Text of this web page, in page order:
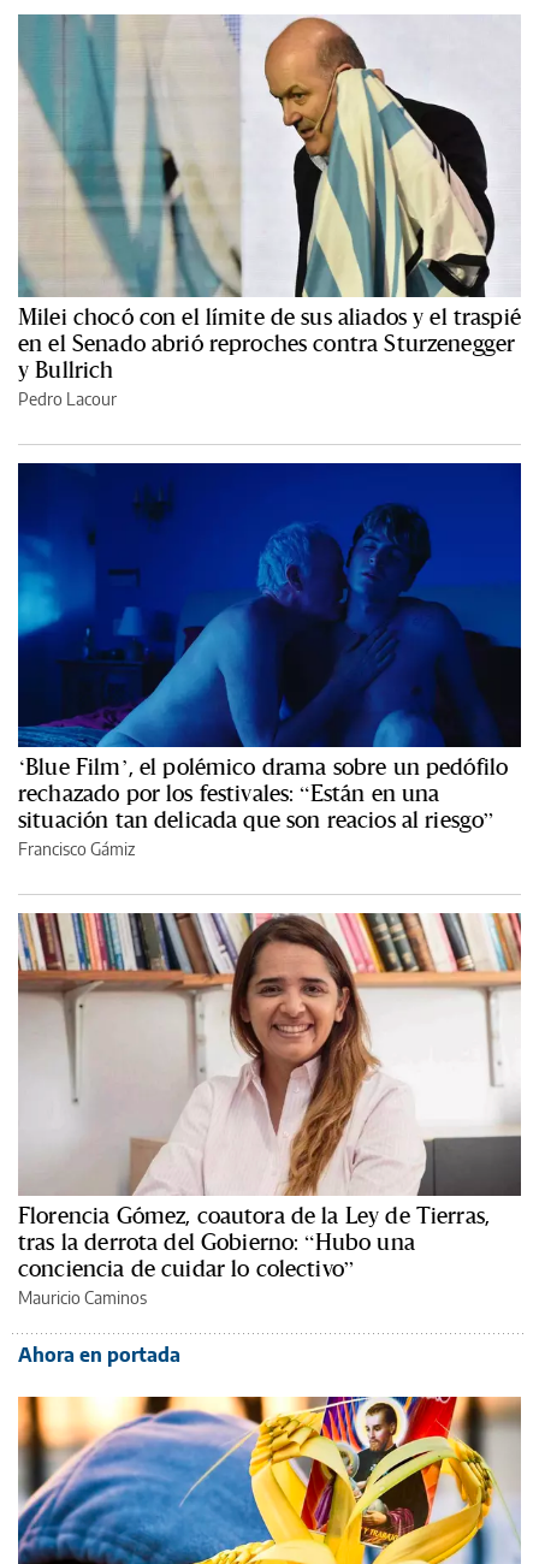
Milei chocó con el límite de sus aliados y el traspié
en el Senado abrió reproches contra Sturzenegger
y Bullrich
Pedro Lacour
‘Blue Film’, el polémico drama sobre un pedófilo
rechazado por los festivales: “Están en una
situación tan delicada que son reacios al riesgo”
Francisco Gámiz
Florencia Gómez, coautora de la Ley de Tierras,
tras la derrota del Gobierno: “Hubo una
conciencia de cuidar lo colectivo”
Mauricio Caminos
Ahora en portada